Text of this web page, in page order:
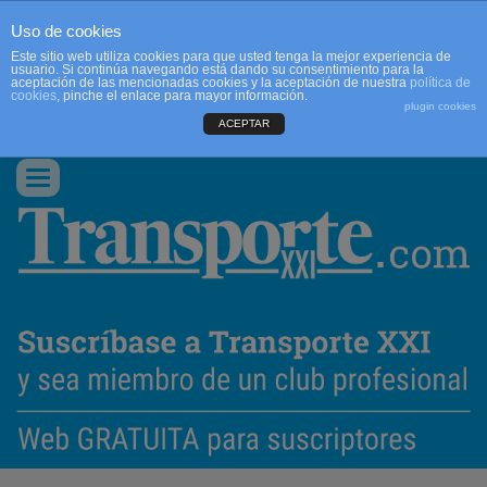
CONTACTO
Conmutar
navegación
Uso de cookies
Este sitio web utiliza cookies para que usted tenga la mejor experiencia de
usuario. Si continúa navegando está dando su consentimiento para la
aceptación de las mencionadas cookies y la aceptación de nuestra política de
cookies, pinche el enlace para mayor información.
plugin cookies
ACEPTAR